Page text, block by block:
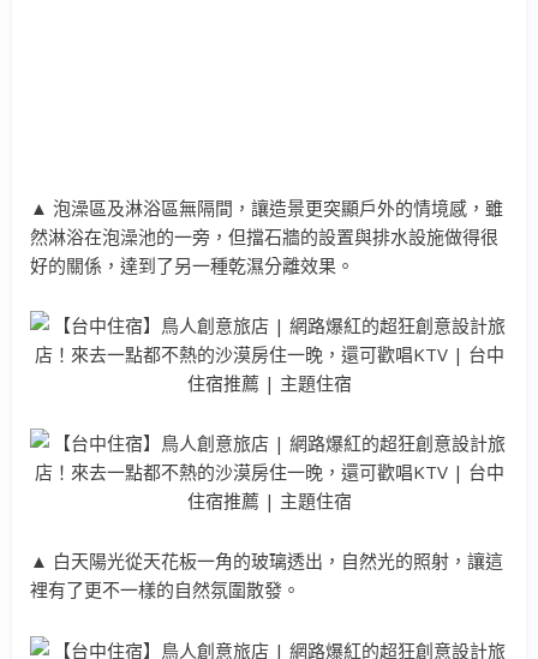
▲ 泡澡區及淋浴區無隔間，讓造景更突顯戶外的情境感，雖
然淋浴在泡澡池的一旁，但擋石牆的設置與排水設施做得很
好的關係，達到了另一種乾濕分離效果。
▲ 白天陽光從天花板一角的玻璃透出，自然光的照射，讓這
裡有了更不一樣的自然氛圍散發。